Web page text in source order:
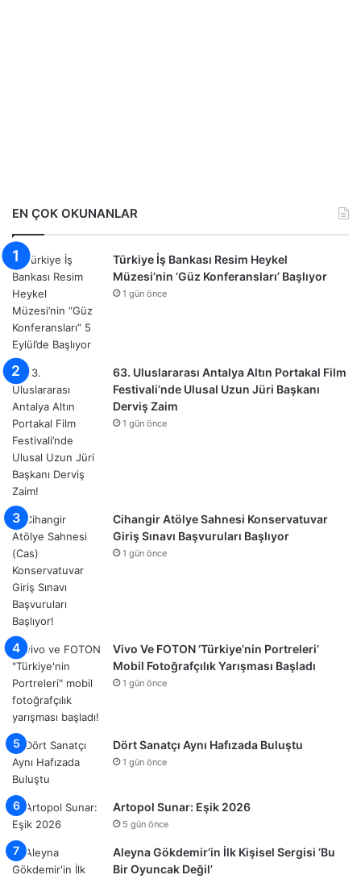
EN ÇOK OKUNANLAR
Türkiye İş Bankası Resim Heykel
Müzesi’nin ‘Güz Konferansları’ Başlıyor
1 gün önce
63. Uluslararası Antalya Altın Portakal Film
Festivali’nde Ulusal Uzun Jüri Başkanı
Derviş Zaim
1 gün önce
Cihangir Atölye Sahnesi Konservatuvar
Giriş Sınavı Başvuruları Başlıyor
1 gün önce
Vivo Ve FOTON ‘Türkiye’nin Portreleri’
Mobil Fotoğrafçılık Yarışması Başladı
1 gün önce
Dört Sanatçı Aynı Hafızada Buluştu
1 gün önce
Artopol Sunar: Eşik 2026
5 gün önce
Aleyna Gökdemir’in İlk Kişisel Sergisi ‘Bu
Bir Oyuncak Değil’